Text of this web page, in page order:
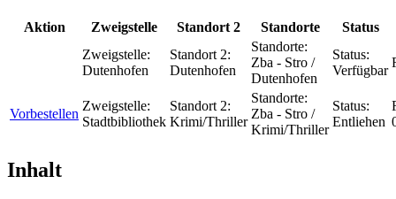
Aktion Zweigstelle Standort 2 Standorte
Status
Zweigstelle:
Dutenhofen
Standort 2:
Dutenhofen
Standorte:
Zba - Stro /
Dutenhofen
Status:
Verfügbar
Vorbestellen
Zweigstelle:
Stadtbibliothek
Standort 2:
Krimi/Thriller
Standorte:
Zba - Stro /
Krimi/Thriller
Status:
Entliehen
Inhalt